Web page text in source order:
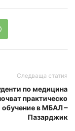
Следваща статия
по медицина
практическо
обучение в МБАЛ –
Пазарджик